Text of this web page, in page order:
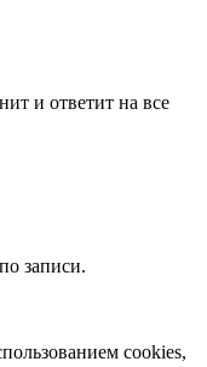
и ответит на все
записи.
cookies,